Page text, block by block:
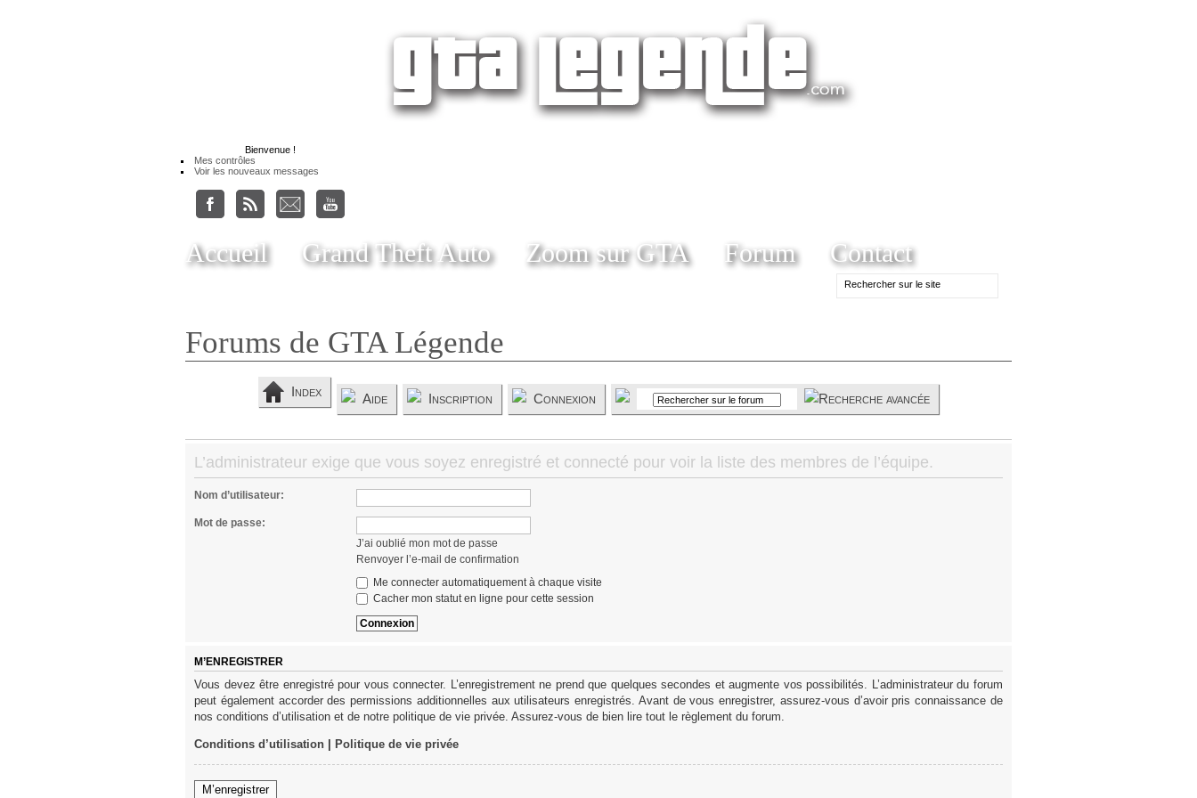
Bienvenue !
Mes contrôles
Voir les nouveaux messages
Accueil Grand Theft Auto Zoom sur GTA Forum Contact
Forums de GTA Légende
Index Aide Inscription Connexion
L’administrateur exige que vous soyez enregistré et connecté pour voir la liste des membres de l’équipe.
Nom d’utilisateur:
Mot de passe:
J’ai oublié mon mot de passe
Renvoyer l’e-mail de confirmation
Me connecter automatiquement à chaque visite
Cacher mon statut en ligne pour cette session
M’ENREGISTRER
Vous devez être enregistré pour vous connecter. L’enregistrement ne prend que quelques secondes et augmente vos possibilités. L’administrateur du forum
peut également accorder des permissions additionnelles aux utilisateurs enregistrés. Avant de vous enregistrer, assurez-vous d’avoir pris connaissance de
nos conditions d’utilisation et de notre politique de vie privée. Assurez-vous de bien lire tout le règlement du forum.
Conditions d’utilisation Politique de vie privée
M’enregistrer